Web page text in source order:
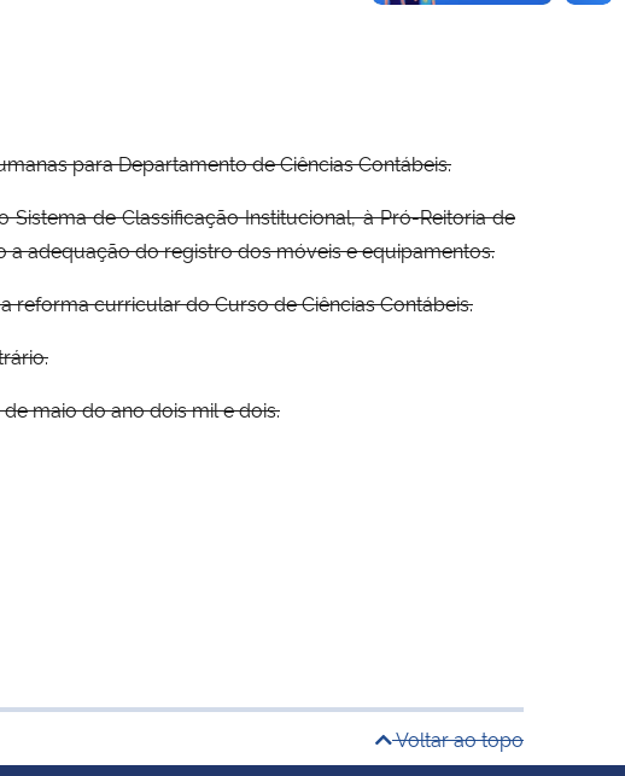
para Departamento de Ciências Contábeis.
de Classificação Institucional, à Pró-Reitoria de
adequação do registro dos móveis e equipamentos.
reforma curricular do Curso de Ciências Contábeis.
de maio do ano dois mil e dois.
Voltar ao topo